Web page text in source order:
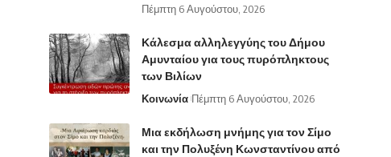
Πέμπτη 6 Αυγούστου, 2026
Κάλεσμα αλληλεγγύης του Δήμου
Αμυνταίου για τους πυρόπληκτους
των Βιλίων
Κοινωνία Πέμπτη 6 Αυγούστου, 2026
Μια εκδήλωση μνήμης για τον Σίμο
και την Πολυξένη Κωνσταντίνου από